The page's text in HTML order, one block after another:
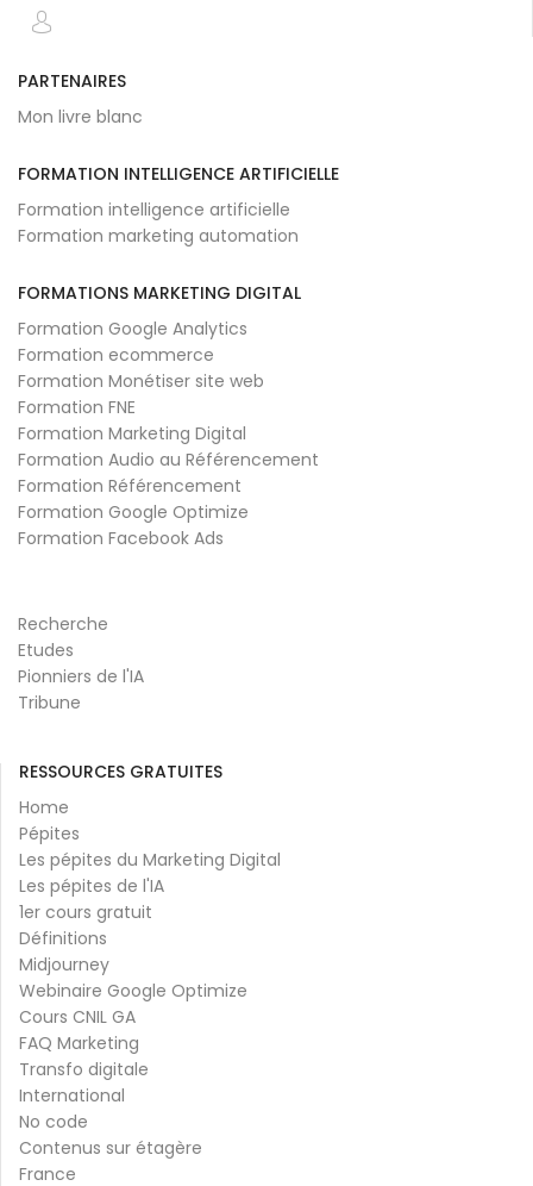
PARTENAIRES
Mon livre blanc
FORMATION INTELLIGENCE ARTIFICIELLE
Formation intelligence artificielle
Formation marketing automation
FORMATIONS MARKETING DIGITAL
Formation Google Analytics
Formation ecommerce
Formation Monétiser site web
Formation FNE
Formation Marketing Digital
Formation Audio au Référencement
Formation Référencement
Formation Google Optimize
Formation Facebook Ads
Recherche
Etudes
Pionniers de l'IA
Tribune
RESSOURCES GRATUITES
Home
Pépites
Les pépites du Marketing Digital
Les pépites de l'IA
1er cours gratuit
Définitions
Midjourney
Webinaire Google Optimize
Cours CNIL GA
FAQ Marketing
Transfo digitale
International
No code
Contenus sur étagère
France